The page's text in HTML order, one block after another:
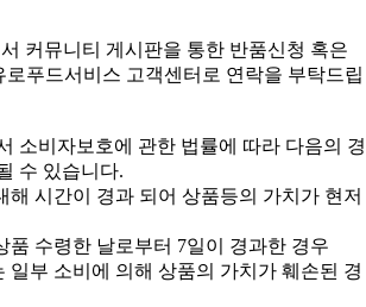
커뮤니티 게시판을 통한 반품신청 혹은
로푸드서비스 고객센터로 연락을 부탁드립
소비자보호에 관한 법률에 따라 다음의 경
수 있습니다.
해 시간이 경과 되어 상품등의 가치가 현저
품 수령한 날로부터 7일이 경과한 경우
일부 소비에 의해 상품의 가치가 훼손된 경